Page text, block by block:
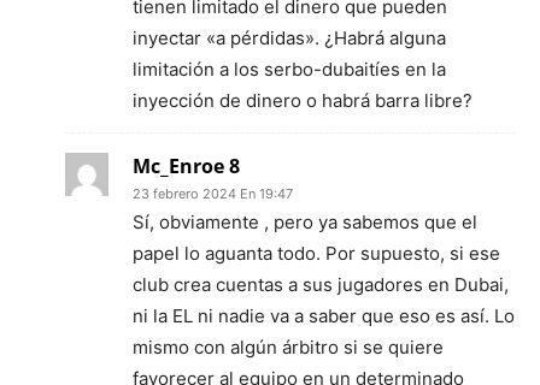
tienen limitado el dinero que pueden
inyectar «a pérdidas». ¿Habrá alguna
limitación a los serbo-dubaitíes en la
inyección de dinero o habrá barra libre?
Mc_Enroe 8
23 febrero 2024 En 19:47
Sí, obviamente , pero ya sabemos que el
papel lo aguanta todo. Por supuesto, si ese
club crea cuentas a sus jugadores en Dubai,
ni la EL ni nadie va a saber que eso es así. Lo
mismo con algún árbitro si se quiere
favorecer al equipo en un determinado